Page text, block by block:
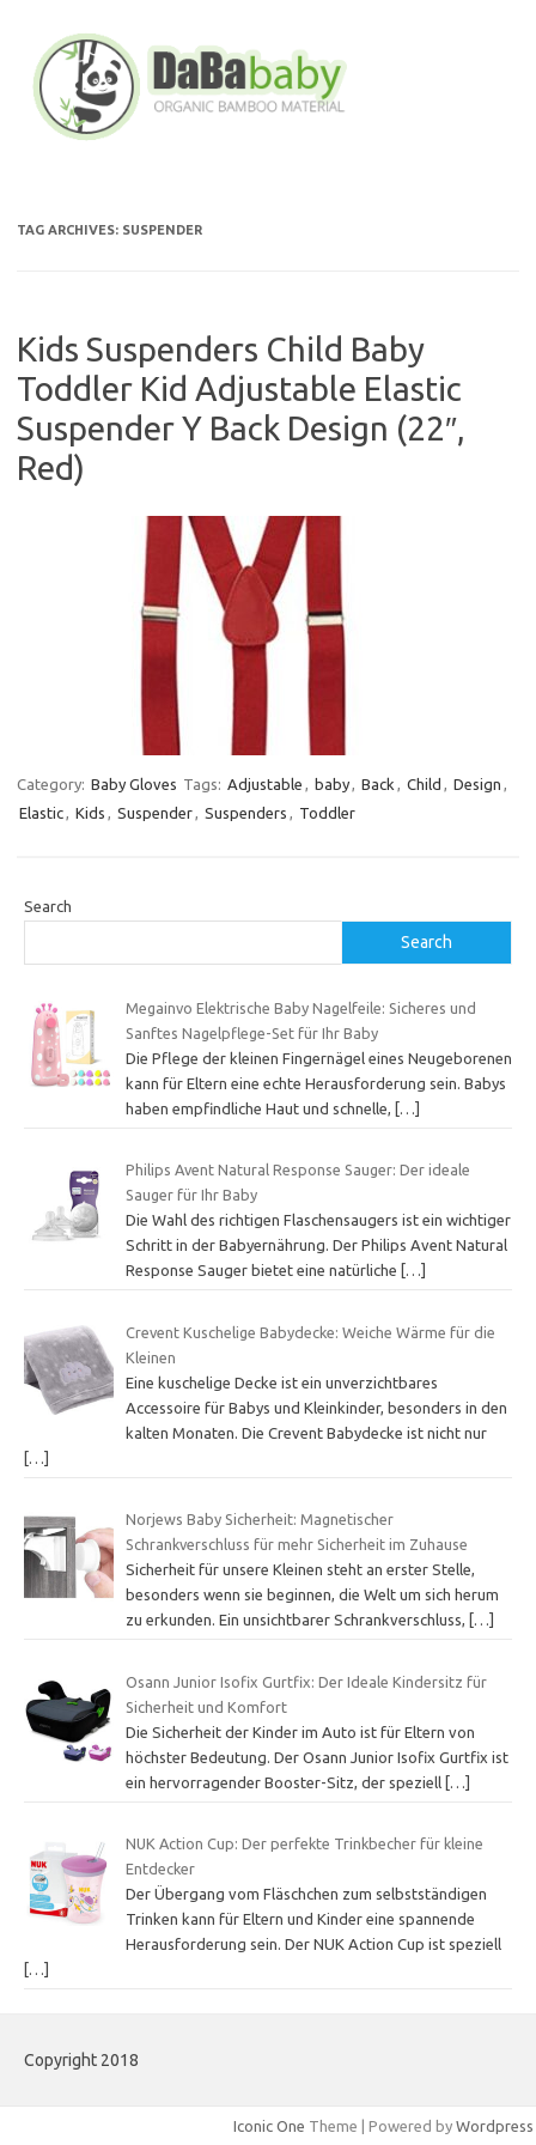
content
TAG ARCHIVES: SUSPENDER
Kids Suspenders Child Baby
Toddler Kid Adjustable Elastic
Suspender Y Back Design (22″,
Red)
Category: Baby Gloves Tags: Adjustable , baby, Back , Child , Design ,
Elastic, Kids , Suspender, Suspenders , Toddler
Search
Search
Megainvo Elektrische Baby Nagelfeile: Sicheres und
Sanftes Nagelpflege-Set für Ihr Baby
Die Pflege der kleinen Fingernägel eines Neugeborenen
kann für Eltern eine echte Herausforderung sein. Babys
haben empfindliche Haut und schnelle,
[…]
Philips Avent Natural Response Sauger: Der ideale
Sauger für Ihr Baby
Die Wahl des richtigen Flaschensaugers ist ein wichtiger
Schritt in der Babyernährung. Der Philips Avent Natural
Response Sauger bietet eine natürliche
[…]
Crevent Kuschelige Babydecke: Weiche Wärme für die
Kleinen
Eine kuschelige Decke ist ein unverzichtbares
Accessoire für Babys und Kleinkinder, besonders in den
kalten Monaten. Die Crevent Babydecke ist nicht nur
[…]
Norjews Baby Sicherheit: Magnetischer
Schrankverschluss für mehr Sicherheit im Zuhause
Sicherheit für unsere Kleinen steht an erster Stelle,
besonders wenn sie beginnen, die Welt um sich herum
zu erkunden. Ein unsichtbarer Schrankverschluss,
[…]
Osann Junior Isofix Gurtfix: Der Ideale Kindersitz für
Sicherheit und Komfort
Die Sicherheit der Kinder im Auto ist für Eltern von
höchster Bedeutung. Der Osann Junior Isofix Gurtfix ist
ein hervorragender Booster-Sitz, der speziell […]
NUK Action Cup: Der perfekte Trinkbecher für kleine
Entdecker
Der Übergang vom Fläschchen zum selbstständigen
Trinken kann für Eltern und Kinder eine spannende
Herausforderung sein. Der NUK Action Cup ist speziell
[…]
Copyright 2018
Iconic One Theme | Powered by Wordpress